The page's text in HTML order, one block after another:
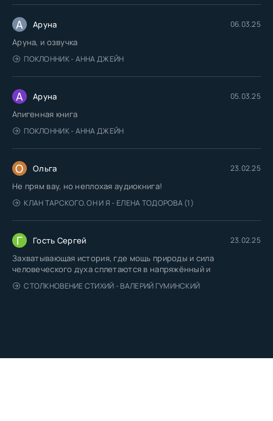
А Аруна 06.03.25
Аруна, и озвучка
ПОКЛОННИК - АННА ДЖЕЙН
А Аруна 05.03.25
Апигенная книга
ПОКЛОННИК - АННА ДЖЕЙН
О Ольга 23.02.25
Не прям вау, но неплохая аудиокнига!
КЛАН ТАРСКОГО. ОН И Я - ЕЛЕНА ТОДОРОВА (1)
Г Гость Сергей 23.02.25
Захватывающая история, где мощь природы и сила
человеческого духа сплетаются в напряжённый и
СТОЛКНОВЕНИЕ СТИХИЙ - ВАЛЕРИЙ ГУМИНСКИЙ